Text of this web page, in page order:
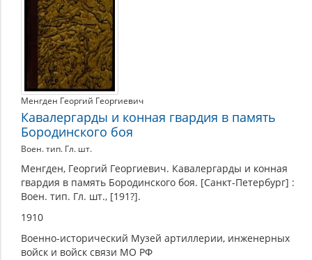
Менгден Георгий Георгиевич
Кавалергарды и конная гвардия в память
Бородинского боя
Воен. тип. Гл. шт.
Менгден, Георгий Георгиевич. Кавалергарды и конная
гвардия в память Бородинского боя. [Санкт-Петербург] :
Воен. тип. Гл. шт., [191?].
1910
Военно-исторический Музей артиллерии, инженерных
войск и войск связи МО РФ